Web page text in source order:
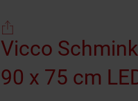
Vicco
90 x 75 cm